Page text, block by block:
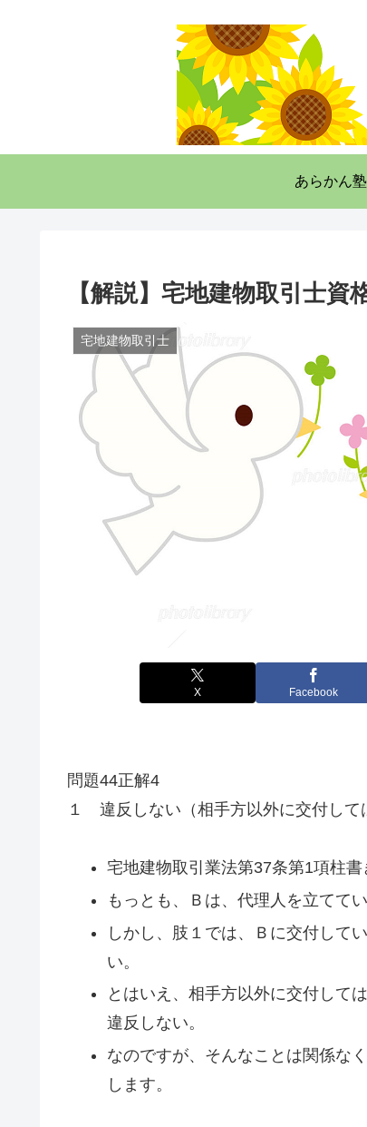
あらかん
【解説】宅地建物取引士
宅地建物取引士
X Facebook
問題44正解4
１ 違反しない（相手方以外に交付して
宅地建物取引業法第37条第1項柱
もっとも、Ｂは、代理人を立てて
しかし、肢１では、Ｂに交付して
い。
とはいえ、相手方以外に交付して
違反しない。
なのですが、そんなことは関係な
します。